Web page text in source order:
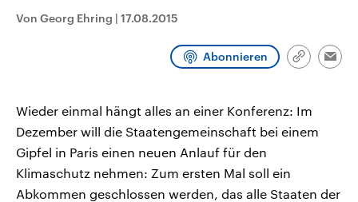
und Hintergründe zu den Parteien
und Kandidaten der anstehenden
Sendungen Programm
Von Georg Ehring | 17.08.2015
Abonnieren
Link
Wieder einmal hängt alles an einer Konferenz: Im
Dezember will die Staatengemeinschaft bei einem
Gipfel in Paris einen neuen Anlauf für den
Klimaschutz nehmen: Zum ersten Mal soll ein
Abkommen geschlossen werden, das alle Staaten der